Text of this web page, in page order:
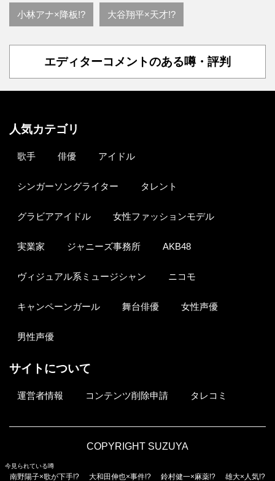
小林アナ×降板!? 大谷翔平×天才!?
エディターコメントのある噂・評判
人気カテゴリ
歌手 俳優 アイドル
シンガーソングライター タレント
グラビアアイドル 女性ファッションモデル
実業家 ジャニーズ事務所 AKB48
ヴィジュアル系ミュージシャン ニコモ
キャンペーンガール 舞台俳優 女性声優
男性声優
サイトについて
運営者情報 コンテンツ削除申請 タレコミ
COPYRIGHT SUZUYA
今見られている噂
南野陽子×歌が下手!? 大和田伸也×事件!? 鈴村健一×麻薬!? 雄大×人気!?